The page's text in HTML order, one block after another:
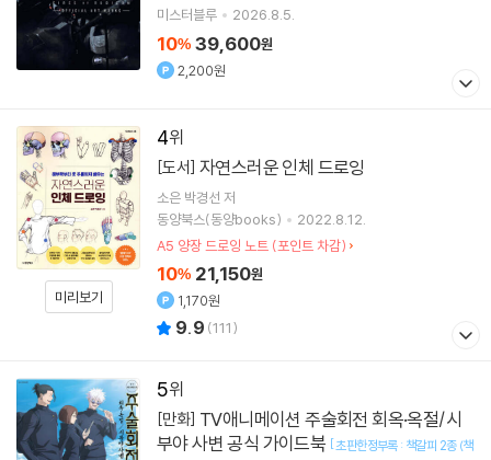
미스터블루
2026.8.5.
10% 39,600원
2,200원
4
미리보기
[도서] 자연스러운 인체 드로잉
소은 박경선 저
동양북스(동양books)
2022.8.12.
A5 양장 드로잉 노트 (포인트 차감)
10% 21,150원
1,170원
9.9 (111)
5
[만화]
부야 사변 공식 가이드북 [초판한정부록 : 책갈피 2종 (책